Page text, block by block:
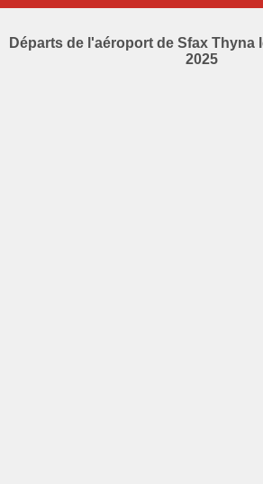
Départs de l'aéroport de Sfax Thyna
2025